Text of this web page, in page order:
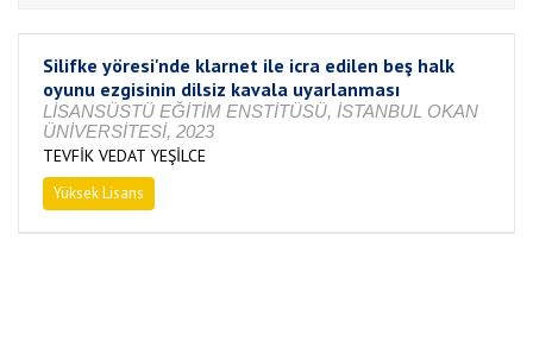
Silifke yöresi'nde klarnet ile icra edilen beş halk
oyunu ezgisinin dilsiz kavala uyarlanması
LİSANSÜSTÜ EĞİTİM ENSTİTÜSÜ, İSTANBUL OKAN
ÜNİVERSİTESİ, 2023
TEVFİK VEDAT YEŞİLCE
Yüksek Lisans